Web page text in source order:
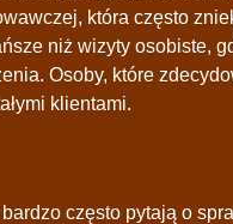
która często
niż wizyty osobiste,
Osoby, które
klientami.
często pytają o